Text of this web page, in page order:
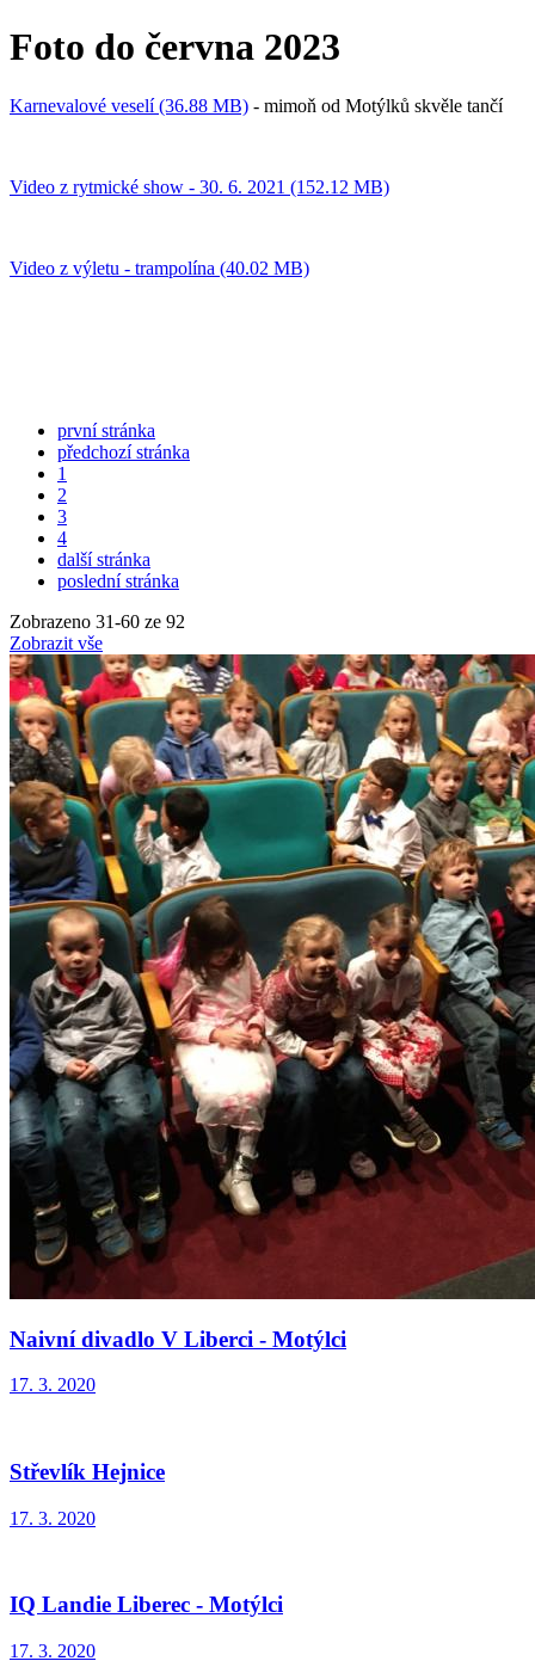
Foto do června 2023
Karnevalové veselí (36.88 MB) - mimoň od Motýlků skvěle tančí
Video z rytmické show - 30. 6. 2021 (152.12 MB)
Video z výletu - trampolína (40.02 MB)
první stránka
předchozí stránka
1
2
3
4
další stránka
poslední stránka
Zobrazeno 31-60 ze 92
Zobrazit vše
Naivní divadlo V Liberci - Motýlci
17. 3. 2020
Střevlík Hejnice
17. 3. 2020
IQ Landie Liberec - Motýlci
17. 3. 2020